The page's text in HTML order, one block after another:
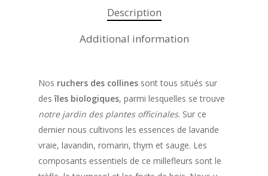
Description
Additional information
Nos ruchers des collines sont tous situés sur
des îles biologiques, parmi lesquelles se trouve
notre jardin des plantes officinales. Sur ce
dernier nous cultivons les essences de lavande
vraie, lavandin, romarin, thym et sauge. Les
composants essentiels de ce millefleurs sont le
RAGGIA
MIGNOLA
RAGGIA
LECCINO
MIGNOLA
RAGGIA
COFFRETS
BOX “DELUXE”
BOX “LOUNGE”
Vinaigre
MIEL
MILLE COLLI
MILLE MONTI
MILLE TERRE
ACACIA
ABRICOT |
AGRUMES |
FIGUE |
FRAISE | MENTHE
PÂTES À TARTINER
AMANDE | CACAO
CACAHUÈTE |
EVO
HUILES ESSENTIELLES
HÉLICHRYSE
ROMARIN
À PROPOS
LE MAG
CONTACTS
“J’ADOPTE“
UN OLIVIER